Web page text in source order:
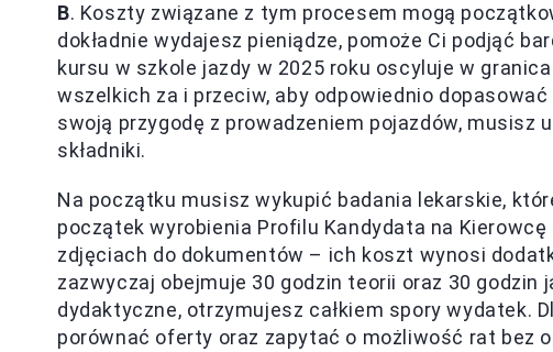
B. Koszty związane z tym procesem mogą
dokładnie wydajesz pieniądze, pomoże Ci podjąć
kursu w szkole jazdy w 2025 roku oscyluje w
wszelkich za i przeciw, aby odpowiednio
swoją przygodę z prowadzeniem pojazdów, musisz
składniki.
Na początku musisz wykupić badania lekarskie,
początek wyrobienia Profilu Kandydata na
zdjęciach do dokumentów – ich koszt wynosi
zazwyczaj obejmuje 30 godzin teorii oraz 30 godzin
dydaktyczne, otrzymujesz całkiem spory wydatek.
porównać oferty oraz zapytać o możliwość rat bez